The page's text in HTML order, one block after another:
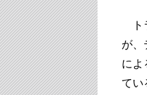
ト
が、
によ
てい